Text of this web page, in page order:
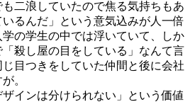
二浪していたので焦る気持ちもあ
るんだ」という意気込みが人一倍
の学生の中では浮いていて、しか
殺し屋の目をしている」なんて言
目つきをしていた仲間と後に会社
。
インは分けられない」という価値